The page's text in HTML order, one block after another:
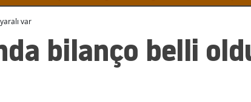
var
bilanço belli